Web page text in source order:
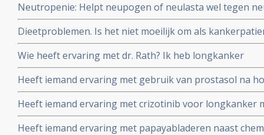
Neutropenie: Helpt neupogen of neulasta wel tegen
bloedlichaampjes - veroorzaakt door chemo? En zijn
alternatieven voor?
Dieetproblemen. Is het niet moeilijk om als
Moermandieet te volgen en kun je dat van de ene op
Wie heeft ervaring met dr. Rath? Ik heb longkanker
Heeft iemand ervaring met gebruik van prostasol na
uitgezaaide prostaatkanker?
Heeft iemand ervaring met crizotinib voor longkanker
Heeft iemand ervaring met papayabladeren naast